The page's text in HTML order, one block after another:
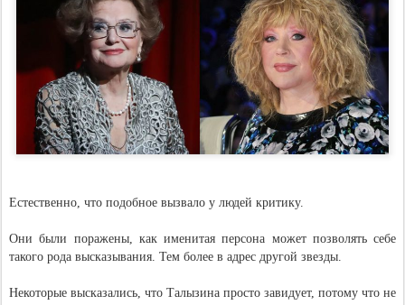
Естественно, что подобное вызвало у людей критику.
Они были поражены, как именитая персона может позволять себе
такого рода высказывания. Тем более в адрес другой звезды.
Некоторые высказались, что Талызина просто завидует, потому что не